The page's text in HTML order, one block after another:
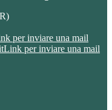
per inviare una mail
Link per inviare una mail